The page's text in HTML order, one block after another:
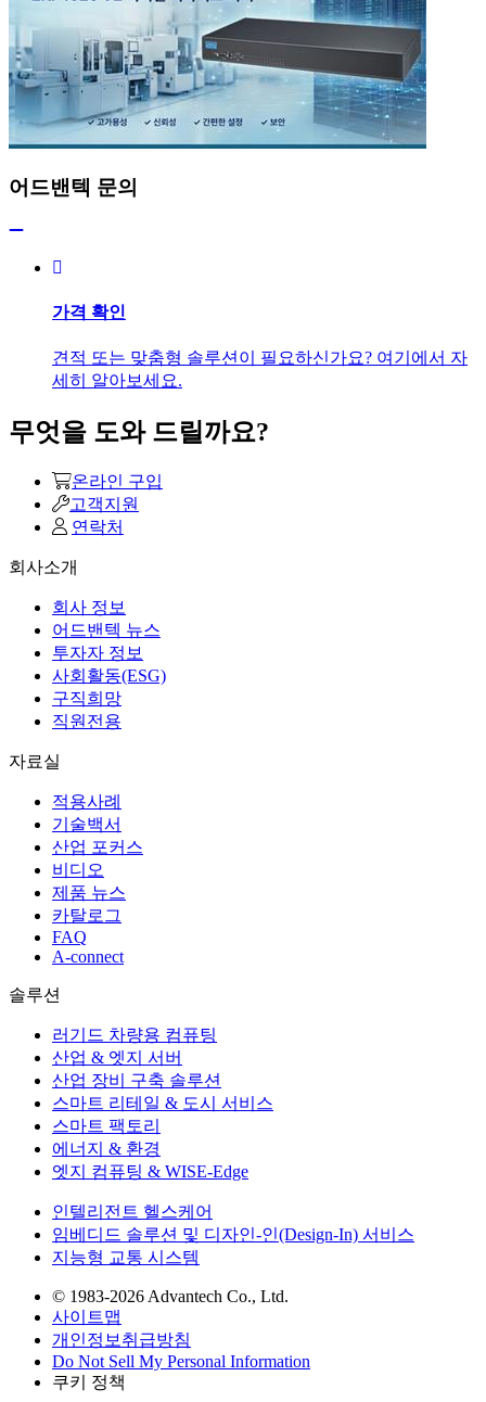
어드밴텍 문의
가격 확인
견적 또는 맞춤형 솔루션이 필요하신가요? 여기에서 자
세히 알아보세요.
무엇을 도와 드릴까요?
온라인 구입
고객지원
연락처
회사소개
회사 정보
어드밴텍 뉴스
투자자 정보
사회활동(ESG)
구직희망
직원전용
자료실
적용사례
기술백서
산업 포커스
비디오
제품 뉴스
카탈로그
FAQ
A-connect
솔루션
러기드 차량용 컴퓨팅
산업 & 엣지 서버
산업 장비 구축 솔루션
스마트 리테일 & 도시 서비스
스마트 팩토리
에너지 & 환경
엣지 컴퓨팅 & WISE-Edge
인텔리전트 헬스케어
임베디드 솔루션 및 디자인-인(Design-In) 서비스
지능형 교통 시스템
© 1983-2026 Advantech Co., Ltd.
사이트맵
개인정보취급방침
Do Not Sell My Personal Information
쿠키 정책